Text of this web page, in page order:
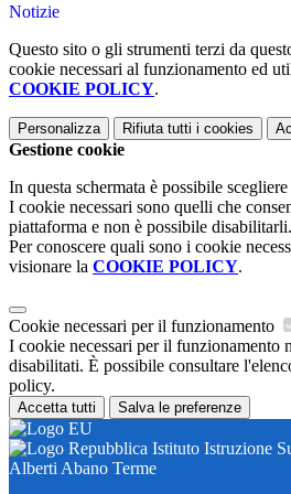
Notizie
Questo sito o gli strumenti terzi da
cookie necessari al funzionamento ed
COOKIE POLICY.
Personalizza Rifiuta tutti i cookies
Gestione cookie
In questa schermata è possibile
I cookie necessari sono quelli che
piattaforma e non è possibile disabilitarli.
Per conoscere quali sono i cookie
visionare la COOKIE POLICY.
Cookie necessari per il funzionamento
I cookie necessari per il funzionamento
disabilitati. È possibile consultare
policy.
Accetta tutti Salva le preferenze
Istituto Istruzione
Alberti Abano Terme